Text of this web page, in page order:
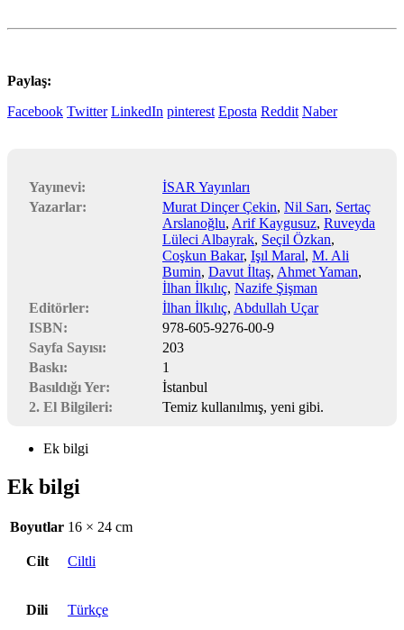
Paylaş:
Facebook Twitter LinkedIn pinterest Eposta Reddit Naber
Yayınevi:
İSAR Yayınları
Yazarlar:
Murat Dinçer Çekin, Nil Sarı, Sertaç
Arslanoğlu, Arif Kaygusuz, Ruveyda
Lüleci Albayrak, Seçil Özkan,
Coşkun Bakar, Işıl Maral, M. Ali
Bumin, Davut İltaş, Ahmet Yaman,
İlhan İlkılıç, Nazife Şişman
Editörler:
İlhan İlkılıç, Abdullah Uçar
ISBN:
978-605-9276-00-9
Sayfa Sayısı:
203
Baskı:
1
Basıldığı Yer:
İstanbul
2. El Bilgileri:
Temiz kullanılmış, yeni gibi.
Ek bilgi
Ek bilgi
Boyutlar 16 × 24 cm
Cilt Ciltli
Dili Türkçe